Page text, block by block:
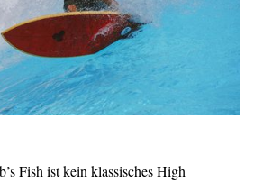
Fish ist kein klassisches High